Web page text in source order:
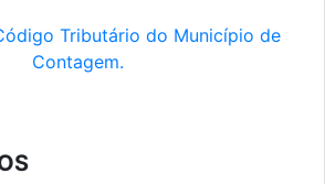
Tributário do Município de
Contagem.